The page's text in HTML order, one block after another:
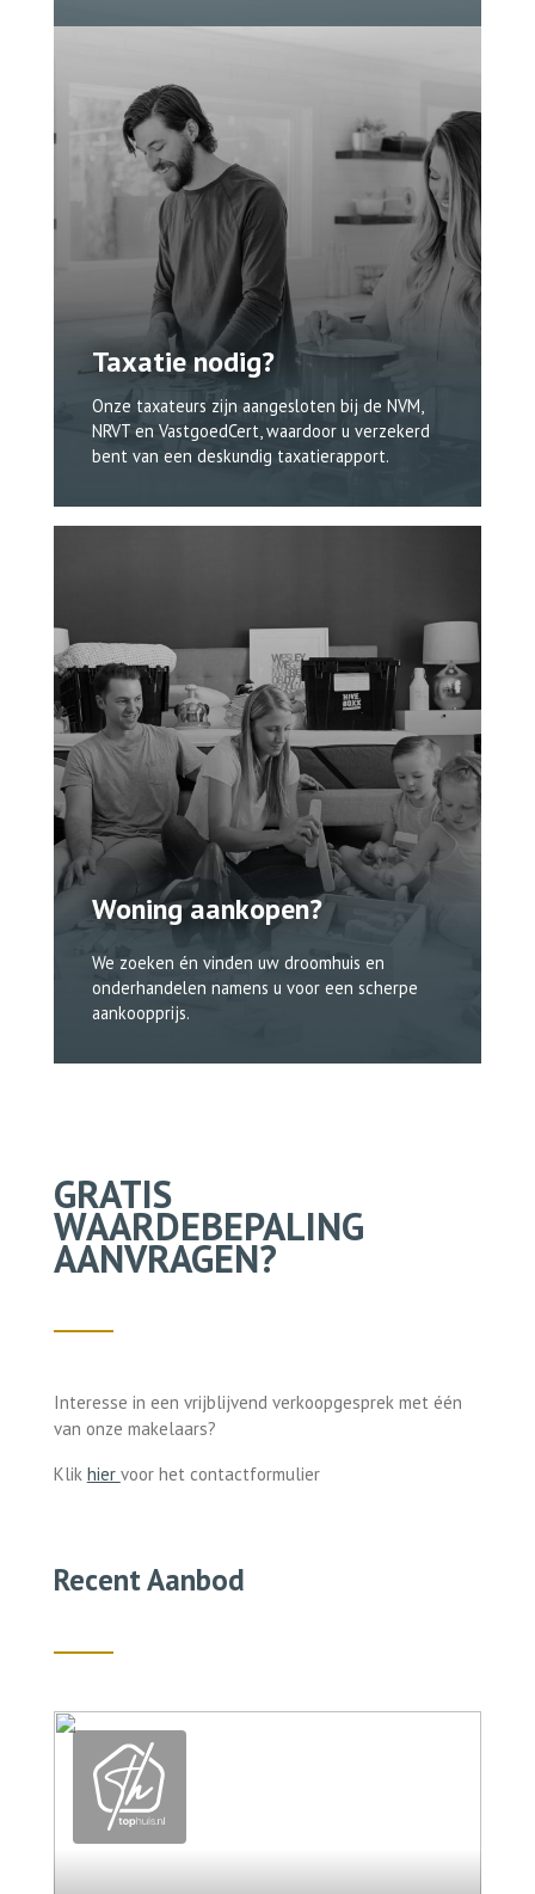
Taxatie nodig?
Onze taxateurs zijn aangesloten bij de NVM,
NRVT en VastgoedCert, waardoor u verzekerd
bent van een deskundig taxatierapport.
Woning aankopen?
We zoeken én vinden uw droomhuis en
onderhandelen namens u voor een scherpe
aankoopprijs.
GRATIS
WAARDEBEPALING
AANVRAGEN?
Interesse in een vrijblijvend verkoopgesprek met één
van onze makelaars?
Klik hier voor het contactformulier
Recent Aanbod